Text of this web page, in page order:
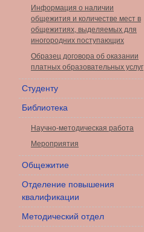
Информация о наличии
общежития и количестве мест в
общежитиях, выделяемых для
иногородних поступающих
Образец договора об оказании
платных образовательных услуг
Студенту
Библиотека
Научно-методическая работа
Мероприятия
Общежитие
Отделение повышения
квалификации
Методический отдел